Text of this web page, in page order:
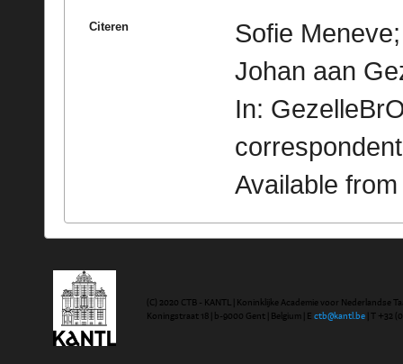
Citeren
Sofie
Johan aan
In:
Available
(C) 2020 CTB - KANTL | Koninklijke Academie voor Nederlandse
Koningstraat 18 | b-9000 Gent | Belgium | E ctb@kantl.be | T +32